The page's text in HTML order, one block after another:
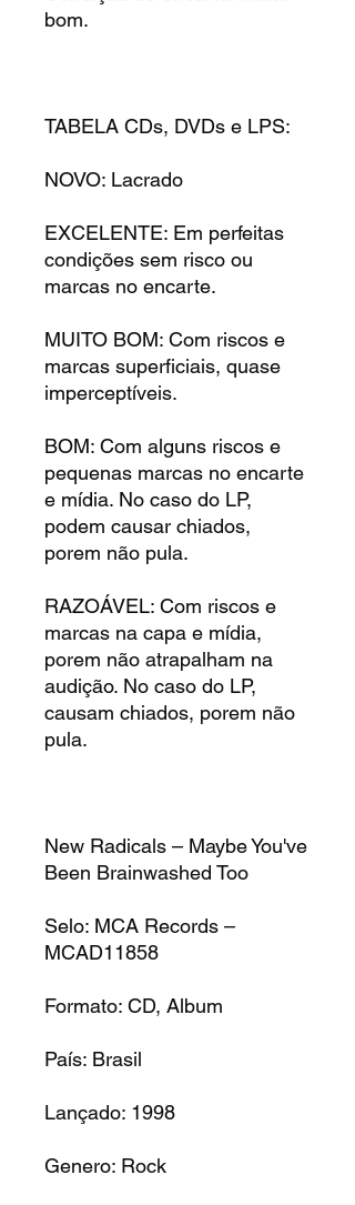
bom.
TABELA CDs, DVDs e LPS:
NOVO: Lacrado
EXCELENTE: Em perfeitas
condições sem risco ou
marcas no encarte.
MUITO BOM: Com riscos e
marcas superficiais, quase
imperceptíveis.
BOM: Com alguns riscos e
pequenas marcas no encarte
e mídia. No caso do LP,
podem causar chiados,
porem não pula.
RAZOÁVEL: Com riscos e
marcas na capa e mídia,
porem não atrapalham na
audição. No caso do LP,
causam chiados, porem não
pula.
New Radicals – Maybe You've
Been Brainwashed Too
Selo: MCA Records –
MCAD11858
Formato: CD, Album
País: Brasil
Lançado: 1998
Genero: Rock